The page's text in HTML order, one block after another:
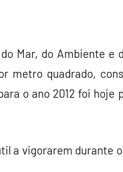
Mar, do Ambiente e
metro quadrado,
o ano 2012 foi hoje
a vigorarem durante o